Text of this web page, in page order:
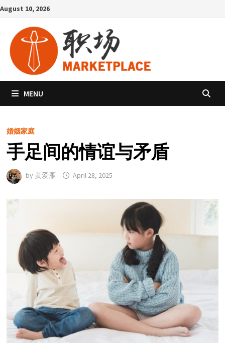
Skip
August 10, 2026
MENU
婚姻家庭
手足间的情谊与矛盾
by 黄爱雁 April 28, 2025